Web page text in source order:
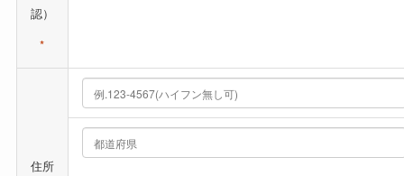
認）
*
住所